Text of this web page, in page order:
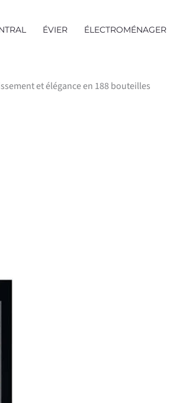
ÉVIER ÉLECTROMÉNAGER
et élégance en 188 bouteilles